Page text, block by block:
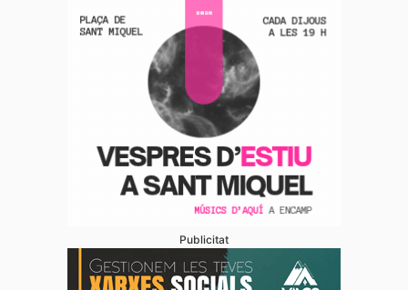
Publicitat